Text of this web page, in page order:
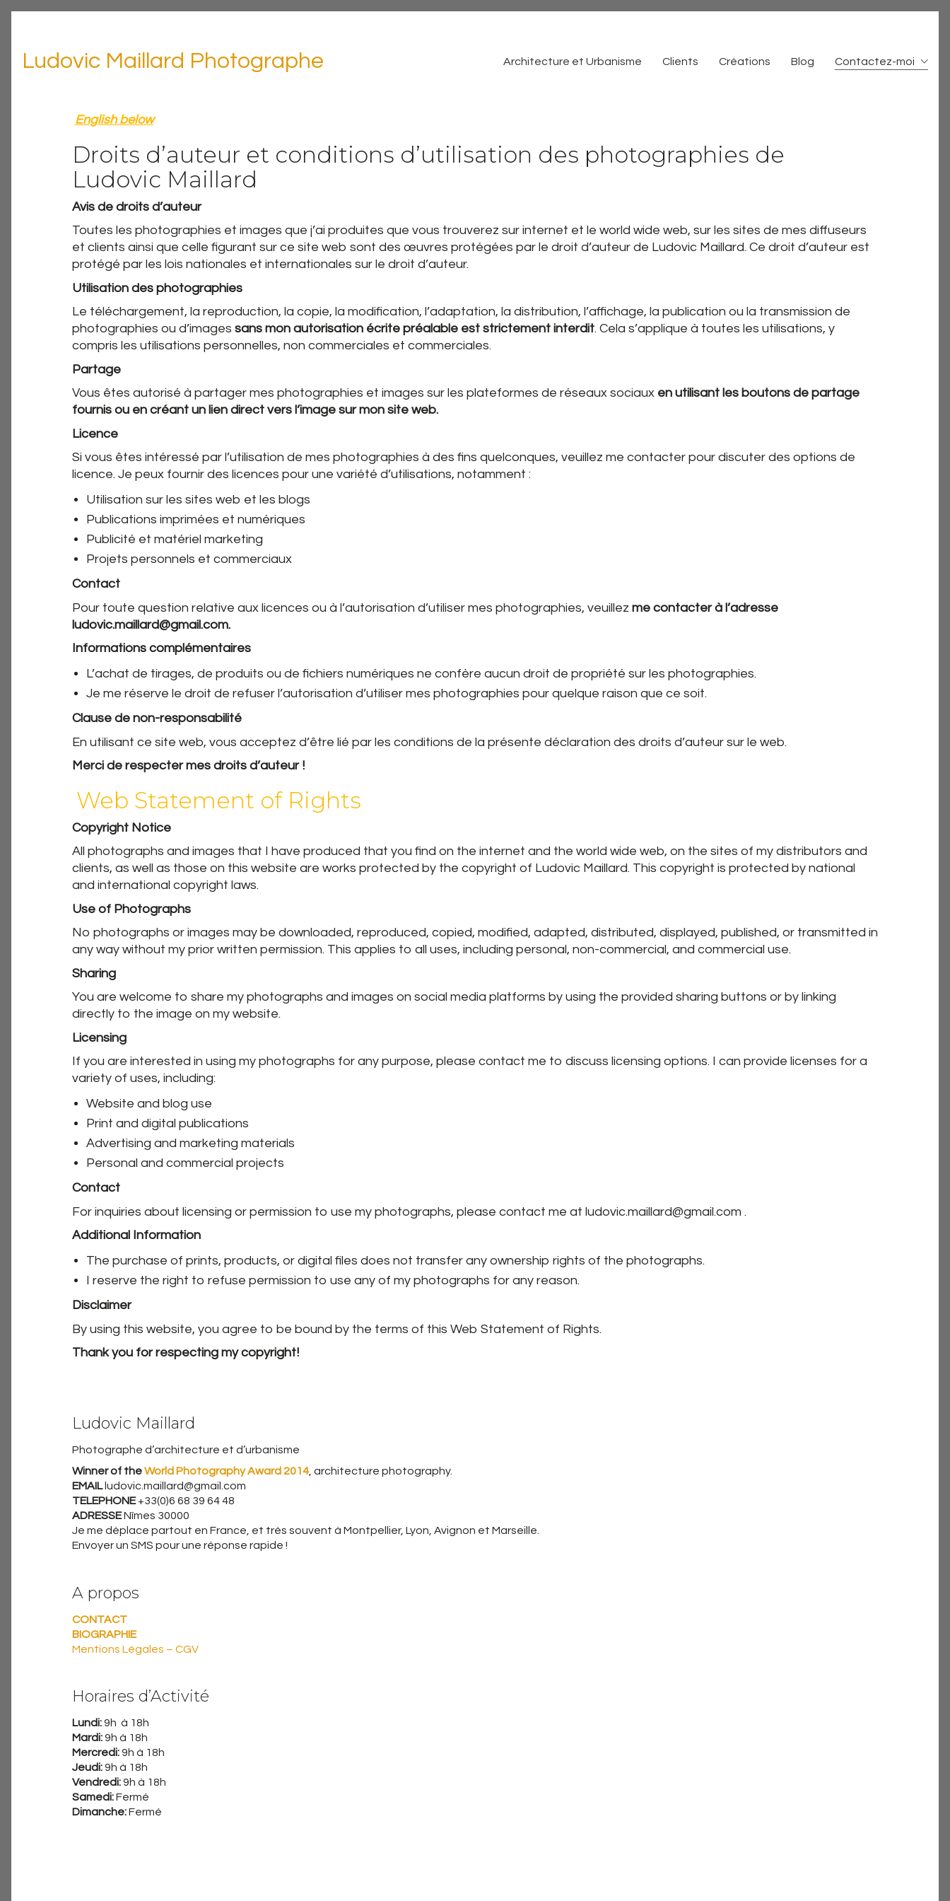
Ludovic Maillard Photographe Architecture et Urbanisme Clients Créations Blog Contactez-moi
English below
Droits d’auteur et conditions d’utilisation des photographies de
Ludovic Maillard
Avis de droits d’auteur
Toutes les photographies et images que j’ai produites que vous trouverez sur internet et le world wide web, sur les sites de mes diffuseurs
et clients ainsi que celle figurant sur ce site web sont des œuvres protégées par le droit d’auteur de Ludovic Maillard. Ce droit d’auteur est
protégé par les lois nationales et internationales sur le droit d’auteur.
Utilisation des photographies
Le téléchargement, la reproduction, la copie, la modification, l’adaptation, la distribution, l’affichage, la publication ou la transmission de
photographies ou d’images sans mon autorisation écrite préalable est strictement interdit. Cela s’applique à toutes les utilisations, y
compris les utilisations personnelles, non commerciales et commerciales.
Partage
Vous êtes autorisé à partager mes photographies et images sur les plateformes de réseaux sociaux en utilisant les boutons de partage
fournis ou en créant un lien direct vers l’image sur mon site web.
Licence
Si vous êtes intéressé par l’utilisation de mes photographies à des fins quelconques, veuillez me contacter pour discuter des options de
licence. Je peux fournir des licences pour une variété d’utilisations, notamment :
Utilisation sur les sites web et les blogs
Publications imprimées et numériques
Publicité et matériel marketing
Projets personnels et commerciaux
Contact
Pour toute question relative aux licences ou à l’autorisation d’utiliser mes photographies, veuillez me contacter à l’adresse
ludovic.maillard@gmail.com.
Informations complémentaires
L’achat de tirages, de produits ou de fichiers numériques ne confère aucun droit de propriété sur les photographies.
Je me réserve le droit de refuser l’autorisation d’utiliser mes photographies pour quelque raison que ce soit.
Clause de non-responsabilité
En utilisant ce site web, vous acceptez d’être lié par les conditions de la présente déclaration des droits d’auteur sur le web.
Merci de respecter mes droits d’auteur !
Web Statement of Rights
Copyright Notice
All photographs and images that I have produced that you find on the internet and the world wide web, on the sites of my distributors and
clients, as well as those on this website are works protected by the copyright of Ludovic Maillard. This copyright is protected by national
and international copyright laws.
Use of Photographs
No photographs or images may be downloaded, reproduced, copied, modified, adapted, distributed, displayed, published, or transmitted in
any way without my prior written permission. This applies to all uses, including personal, non-commercial, and commercial use.
Sharing
You are welcome to share my photographs and images on social media platforms by using the provided sharing buttons or by linking
directly to the image on my website.
Licensing
If you are interested in using my photographs for any purpose, please contact me to discuss licensing options. I can provide licenses for a
variety of uses, including:
Website and blog use
Print and digital publications
Advertising and marketing materials
Personal and commercial projects
Contact
For inquiries about licensing or permission to use my photographs, please contact me at ludovic.maillard@gmail.com .
Additional Information
The purchase of prints, products, or digital files does not transfer any ownership rights of the photographs.
I reserve the right to refuse permission to use any of my photographs for any reason.
Disclaimer
By using this website, you agree to be bound by the terms of this Web Statement of Rights.
Thank you for respecting my copyright!
Ludovic Maillard
Photographe d’architecture et d’urbanisme
Winner of theWorld Photography Award 2014 , architecture photography.
EMAIL ludovic.maillard@gmail.com
TELEPHONE+33(0)6 68 39 64 48
ADRESSENîmes 30000
Je me déplace partout en France, et très souvent à Montpellier, Lyon, Avignon et Marseille.
Envoyer un SMS pour une réponse rapide !
A propos
CONTACT
BIOGRAPHIE
Mentions Légales – CGV
Horaires d’Activité
Lundi:9h à 18h
Mardi:9h à 18h
Mercredi:9h à 18h
Jeudi:9h à 18h
Vendredi:9h à 18h
Samedi:Fermé
Dimanche:Fermé